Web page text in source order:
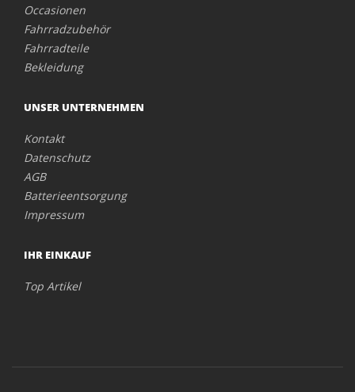
Occasionen
Fahrradzubehör
Fahrradteile
Bekleidung
UNSER UNTERNEHMEN
Kontakt
Datenschutz
AGB
Batterieentsorgung
Impressum
IHR EINKAUF
Top Artikel